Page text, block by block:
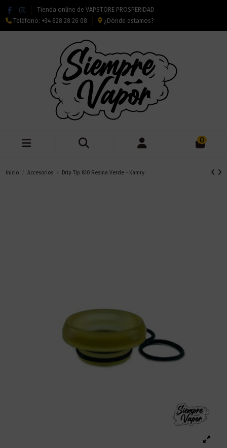
Tienda online de VAPSTORE PROSPERIDAD
Teléfono: +34 628 28 26 08 ¿Dónde estamos?
0
Inicio Accesorios Drip Tip 810 Resina Verde - Kamry